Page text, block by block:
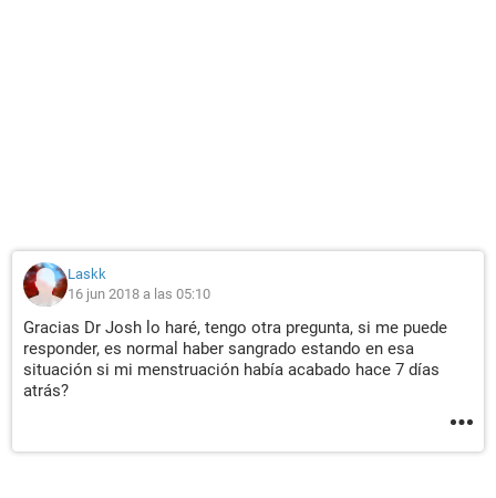
Laskk
16 jun 2018 a las 05:10
Gracias Dr Josh lo haré, tengo otra pregunta, si me puede
responder, es normal haber sangrado estando en esa
situación si mi menstruación había acabado hace 7 días
atrás?